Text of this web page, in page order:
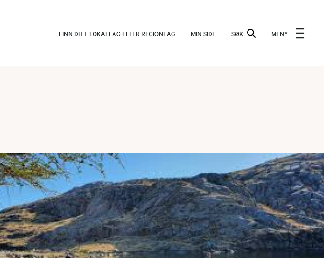
FINN DITT LOKALLAG ELLER REGIONLAG MIN SIDE SØK MENY